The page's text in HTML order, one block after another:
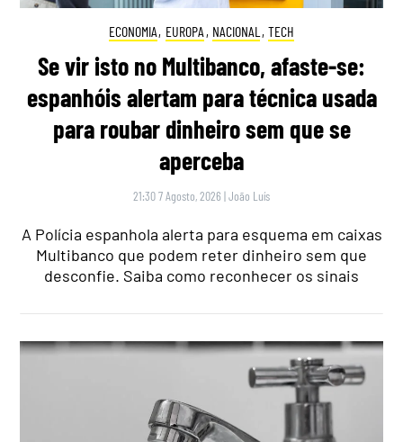
ECONOMIA, EUROPA , NACIONAL , TECH
Se vir isto no Multibanco, afaste-se:
espanhóis alertam para técnica usada
para roubar dinheiro sem que se
aperceba
21:30 7 Agosto, 2026 |João Luís
A Polícia espanhola alerta para esquema em caixas
Multibanco que podem reter dinheiro sem que
desconfie. Saiba como reconhecer os sinais